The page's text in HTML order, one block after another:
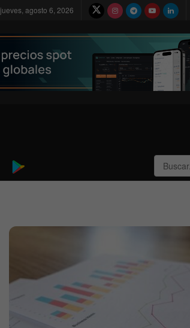
jueves, agosto 6, 2026